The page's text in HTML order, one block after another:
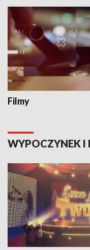
Filmy
WYPOCZYNEK I